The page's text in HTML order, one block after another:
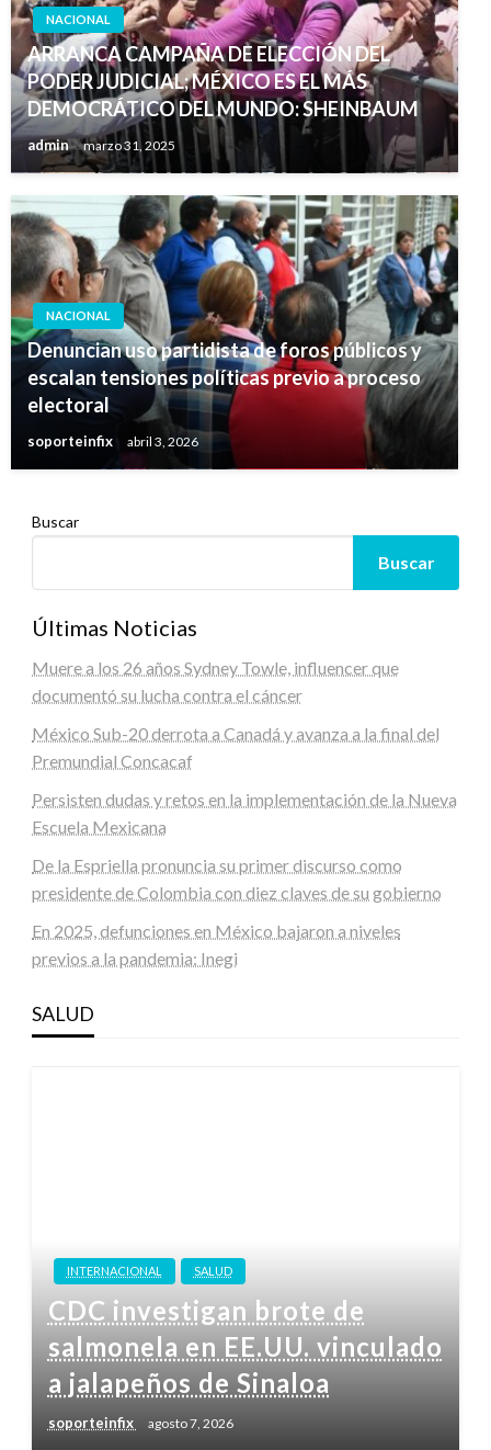
NACIONAL
ARRANCA CAMPAÑA DE ELECCIÓN DEL
PODER JUDICIAL; MÉXICO ES EL MÁS
DEMOCRÁTICO DEL MUNDO: SHEINBAUM
admin marzo 31, 2025
NACIONAL
Denuncian uso partidista de foros públicos y
escalan tensiones políticas previo a proceso
electoral
soporteinfix abril 3, 2026
Buscar
Buscar
Últimas Noticias
Muere a los 26 años Sydney Towle, influencer que
documentó su lucha contra el cáncer
México Sub-20 derrota a Canadá y avanza a la final del
Premundial Concacaf
Persisten dudas y retos en la implementación de la Nueva
Escuela Mexicana
De la Espriella pronuncia su primer discurso como
presidente de Colombia con diez claves de su gobierno
En 2025, defunciones en México bajaron a niveles
previos a la pandemia: Inegi
SALUD
INTERNACIONAL SALUD
CDC investigan brote de
salmonela en EE.UU. vinculado
a jalapeños de Sinaloa
soporteinfix agosto 7, 2026